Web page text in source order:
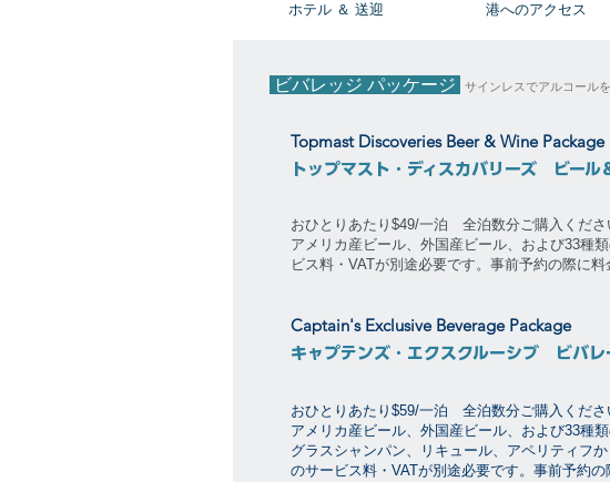
​ホテル ＆ 送迎 ​港へのアクセス
ビバレッジ パッケージ サインレスでアルコール
Topmast Discoveries Beer & Wine Package
トップマスト・ディスカバリーズ ビール
おひとりあたり$49/一泊 全泊数分ご購入くださ
アメリカ産ビール、外国産ビール、および33種
ビス料・VATが別途必要です。事前予約の際に料
Captain's Exclusive Beverage Package
キャプテンズ・エクスクルーシブ ビバレ
おひとりあたり$59/一泊 全泊数分ご購入くだ
アメリカ産ビール、外国産ビール、および33種
グラスシャンパン、リキュール、アペリティフ
のサービス料・VATが別途必要です。事前予約の